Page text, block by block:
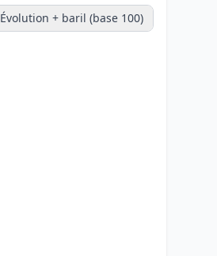
Évolution + baril (base 100)